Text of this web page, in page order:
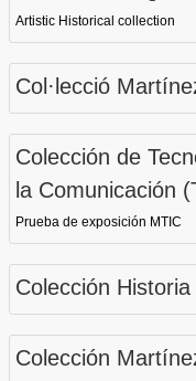
Artistic Historical collection
Col·lecció
Colección de
la Comunicación
Prueba de exposición MTIC
Colección
Colección